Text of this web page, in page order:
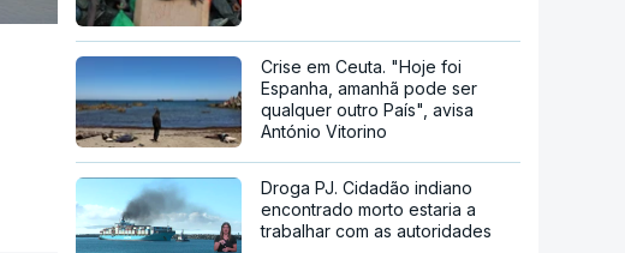
Crise em Ceuta. "Hoje foi
Espanha, amanhã pode ser
qualquer outro País", avisa
António Vitorino
Droga PJ. Cidadão indiano
encontrado morto estaria a
trabalhar com as autoridades